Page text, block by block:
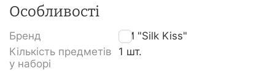
Особливості
Бренд
TM "Silk Kiss"
Кількість предметів
у наборі
1 шт.